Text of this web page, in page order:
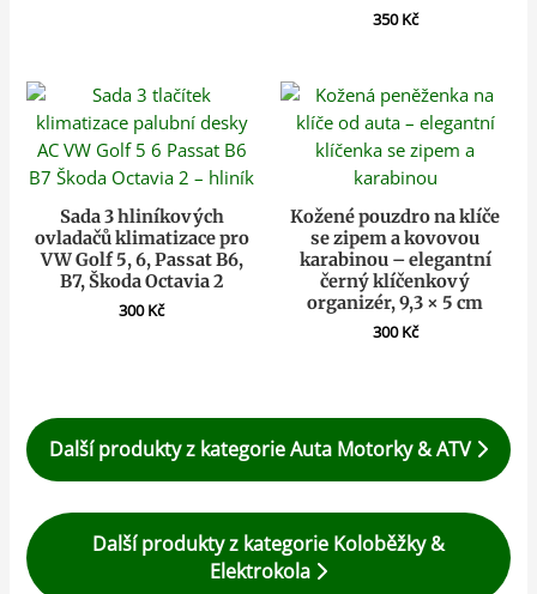
350Kč
Sada 3 hliníkových
ovladačů klimatizace pro
VW Golf 5, 6, Passat B6,
B7, Škoda Octavia 2
300Kč
Kožené pouzdro na klíče
se zipem a kovovou
karabinou – elegantní
černý klíčenkový
organizér, 9,3 × 5 cm
300Kč
Další produkty z kategorie Auta Motorky & ATV
Další produkty z kategorie Koloběžky &
Elektrokola